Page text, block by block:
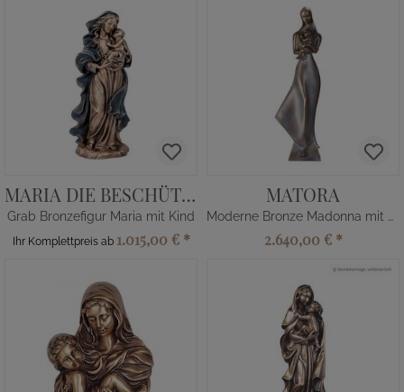
MARIA DIE BESCHÜTZENDE
Grab Bronzefigur Maria mit Kind
Ihr Komplettpreis ab 1.015,00 € *
MATORA
Moderne Bronze Madonna mit Kind
2.640,00 € *